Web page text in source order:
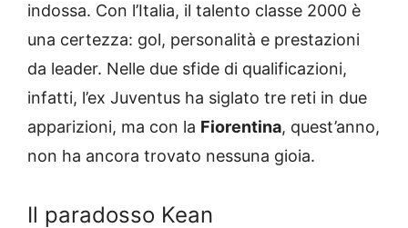
indossa. Con l’Italia, il talento classe 2000 è
una certezza: gol, personalità e prestazioni
da leader. Nelle due sfide di qualificazioni,
infatti, l’ex Juventus ha siglato tre reti in due
apparizioni, ma con la Fiorentina, quest’anno,
non ha ancora trovato nessuna gioia.
Il paradosso Kean